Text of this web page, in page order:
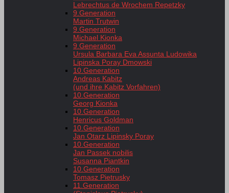
Lebrechtus de Wrochem Repetzky
9.Generation
Martin Trutwin
9.Generation
Michael Kionka
9.Generation
Ursula Barbara Eva Assunta Ludowika
Lipinska Poray Dmowski
10.Generation
Andreas Kabitz
(und ihre Kabitz Vorfahren)
10.Generation
Georg Kionka
10.Generation
Henricus Goldman
10.Generation
Jan Otarz Lipinsky Poray
10.Generation
Jan Passek nobilis
Susanna Piantkin
10.Generation
Tomasz Pietrusky
11.Generation